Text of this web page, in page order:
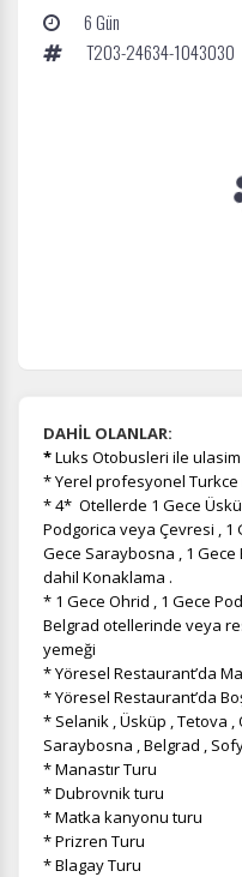
6 Gün
T203-24634-1043030
DAHİL OLANLAR:
*Luks Otobusleri ile ulasim
* Yerel profesyonel
* 4* Otellerde 1 Gece
Podgorica veya Çevresi , 1
Gece Saraybosna , 1 Gece
dahil Konaklama .
* 1 Gece Ohrid , 1 Gece
Belgrad otellerinde veya
yemeği
* Yöresel Restaurant’da
* Yöresel Restaurant’da
* Selanik , Üsküp , Tetova
Saraybosna , Belgrad ,
* Manastır Turu
* Dubrovnik turu
* Matka kanyonu turu
* Prizren Turu
* Blagay Turu